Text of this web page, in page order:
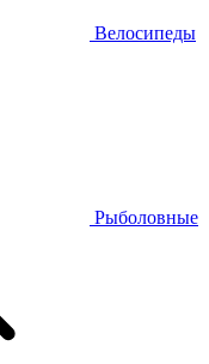
Велосипеды
Рыболовные